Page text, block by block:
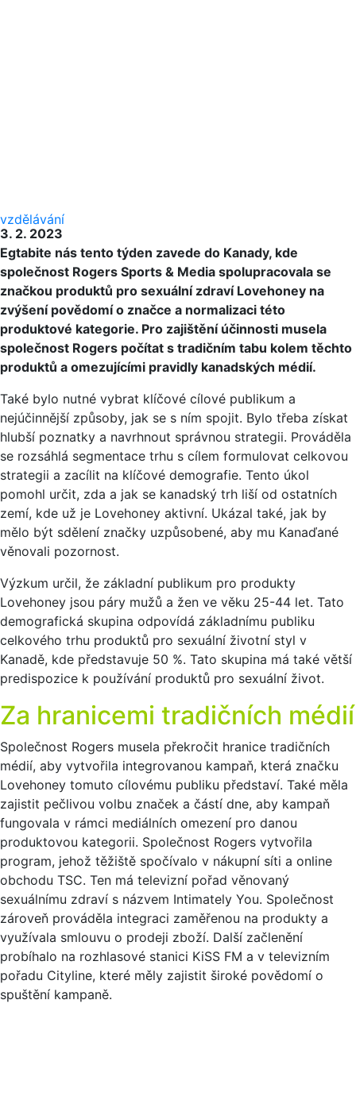
vzdělávání
3. 2. 2023
Egtabite nás tento týden zavede do Kanady, kde
společnost Rogers Sports & Media spolupracovala se
značkou produktů pro sexuální zdraví Lovehoney na
zvýšení povědomí o značce a normalizaci této
produktové kategorie. Pro zajištění účinnosti musela
společnost Rogers počítat s tradičním tabu kolem těchto
produktů a omezujícími pravidly kanadských médií.
Také bylo nutné vybrat klíčové cílové publikum a
nejúčinnější způsoby, jak se s ním spojit. Bylo třeba získat
hlubší poznatky a navrhnout správnou strategii. Prováděla
se rozsáhlá segmentace trhu s cílem formulovat celkovou
strategii a zacílit na klíčové demografie. Tento úkol
pomohl určit, zda a jak se kanadský trh liší od ostatních
zemí, kde už je Lovehoney aktivní. Ukázal také, jak by
mělo být sdělení značky uzpůsobené, aby mu Kanaďané
věnovali pozornost.
Výzkum určil, že základní publikum pro produkty
Lovehoney jsou páry mužů a žen ve věku 25-44 let. Tato
demografická skupina odpovídá základnímu publiku
celkového trhu produktů pro sexuální životní styl v
Kanadě, kde představuje 50 %. Tato skupina má také větší
predispozice k používání produktů pro sexuální život.
Za hranicemi tradičních médií
Společnost Rogers musela překročit hranice tradičních
médií, aby vytvořila integrovanou kampaň, která značku
Lovehoney tomuto cílovému publiku představí. Také měla
zajistit pečlivou volbu značek a částí dne, aby kampaň
fungovala v rámci mediálních omezení pro danou
produktovou kategorii. Společnost Rogers vytvořila
program, jehož těžiště spočívalo v nákupní síti a online
obchodu TSC. Ten má televizní pořad věnovaný
sexuálnímu zdraví s názvem Intimately You. Společnost
zároveň prováděla integraci zaměřenou na produkty a
využívala smlouvu o prodeji zboží. Další začlenění
probíhalo na rozhlasové stanici KiSS FM a v televizním
pořadu Cityline, které měly zajistit široké povědomí o
spuštění kampaně.